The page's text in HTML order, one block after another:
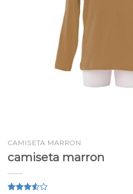
CAMISETA MARRON
camiseta marron